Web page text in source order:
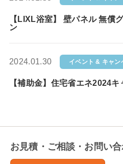
【LIXL浴室】 壁パネル 無償
ン
2024.01.30 イベント & キャン
【補助金】住宅省エネ2024キ
お見積・ご相談・お問い